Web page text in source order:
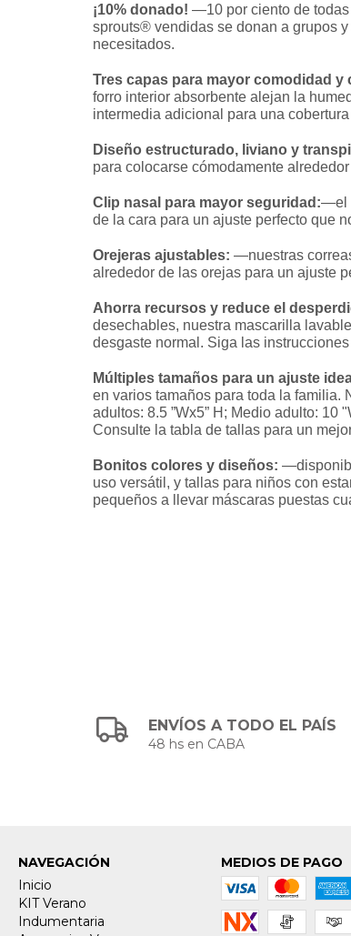
¡10% donado! —10 por ciento de
sprouts® vendidas se donan a grupos
necesitados.
Tres capas para mayor comodidad y
forro interior absorbente alejan la
intermedia adicional para una
Diseño estructurado, liviano y
para colocarse cómodamente
Clip nasal para mayor seguridad:—el
de la cara para un ajuste perfecto que
Orejeras ajustables: —nuestras
alrededor de las orejas para un ajuste
Ahorra recursos y reduce el
desechables, nuestra mascarilla
desgaste normal. Siga las
Múltiples tamaños para un ajuste
en varios tamaños para toda la familia.
adultos: 8.5 ”Wx5” H; Medio adulto: 10
Consulte la tabla de tallas para un
Bonitos colores y diseños:
uso versátil, y tallas para niños con
pequeños a llevar máscaras puestas
ENVÍOS A TODO EL PAÍS
48 hs en CABA
NAVEGACIÓN
Inicio
KIT Verano
Indumentaria
MEDIOS DE PAGO